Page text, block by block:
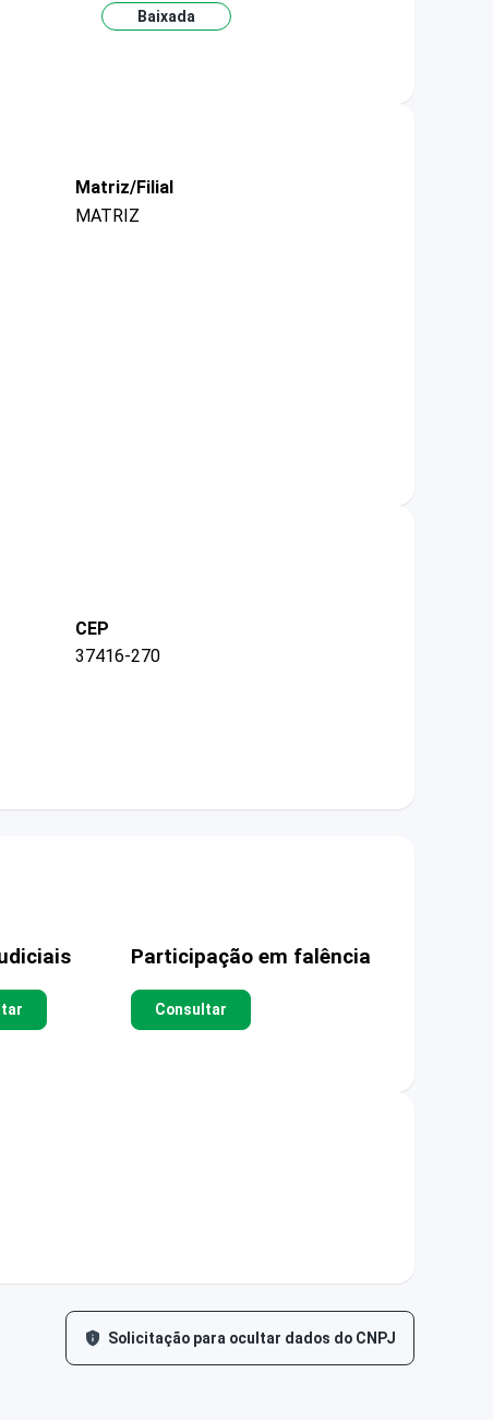
Baixada
Matriz/Filial
MATRIZ
CEP
37416-270
Participação em falência
Consultar
Solicitação para ocultar dados do CNPJ